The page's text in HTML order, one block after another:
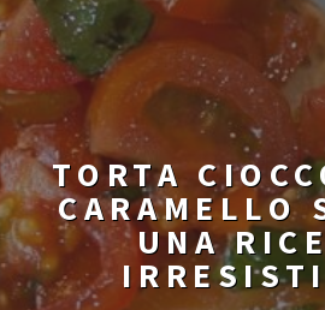
TORTA
CARAMELLO
UNA